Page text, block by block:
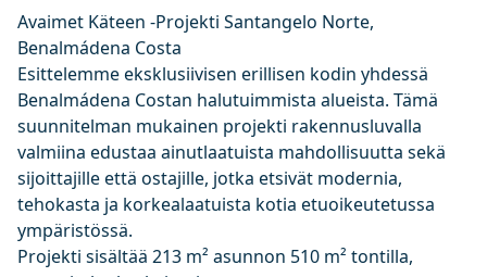
Avaimet Käteen -Projekti Santangelo Norte,
Benalmádena Costa
Esittelemme eksklusiivisen erillisen kodin yhdessä
Benalmádena Costan halutuimmista alueista. Tämä
suunnitelman mukainen projekti rakennusluvalla
valmiina edustaa ainutlaatuista mahdollisuutta sekä
sijoittajille että ostajille, jotka etsivät modernia,
tehokasta ja korkealaatuista kotia etuoikeutetussa
ympäristössä.
Projekti sisältää 213 m² asunnon 510 m² tontilla,